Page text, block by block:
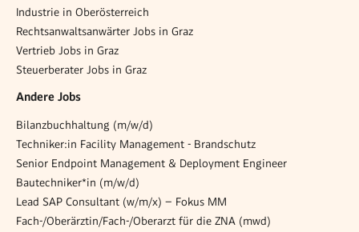
Industrie in Oberösterreich
Rechtsanwaltsanwärter Jobs in Graz
Vertrieb Jobs in Graz
Steuerberater Jobs in Graz
Andere Jobs
Bilanzbuchhaltung (m/w/d)
Techniker:in Facility Management - Brandschutz
Senior Endpoint Management & Deployment Engineer
Bautechniker*in (m/w/d)
Lead SAP Consultant (w/m/x) – Fokus MM
Fach-/Oberärztin/Fach-/Oberarzt für die ZNA (mwd)